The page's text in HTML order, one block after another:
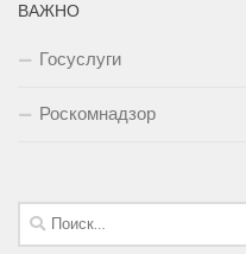
ВАЖНО
Госуслуги
Роскомнадзор
Найти: